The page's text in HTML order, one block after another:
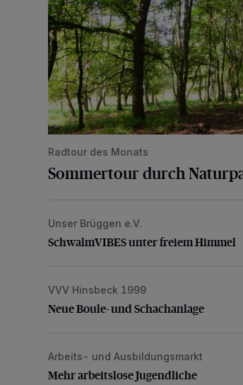
Radtour des Monats
Sommertour durch
SchwalmVIBES unter freiem Himmel
Unser Brüggen e.V.
SchwalmVIBES unter freiem Himmel
Neue Boule- und Schachanlage
VVV Hinsbeck 1999
Neue Boule- und Schachanlage
Mehr arbeitslose Jugendliche
Arbeits- und Ausbildungsmarkt
Mehr arbeitslose Jugendliche